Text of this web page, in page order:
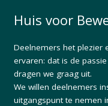
Huis voor
Deelnemers het plezier
ervaren: dat is de
dragen we graag uit.
We willen deelnemers
uitgangspunt te nemen